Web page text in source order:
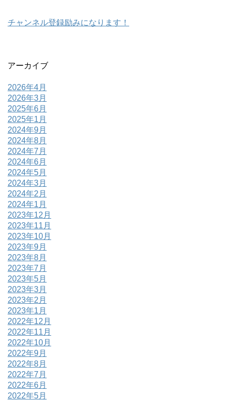
チャンネル登録励みになります！
アーカイブ
2026年4月
2026年3月
2025年6月
2025年1月
2024年9月
2024年8月
2024年7月
2024年6月
2024年5月
2024年3月
2024年2月
2024年1月
2023年12月
2023年11月
2023年10月
2023年9月
2023年8月
2023年7月
2023年5月
2023年3月
2023年2月
2023年1月
2022年12月
2022年11月
2022年10月
2022年9月
2022年8月
2022年7月
2022年6月
2022年5月